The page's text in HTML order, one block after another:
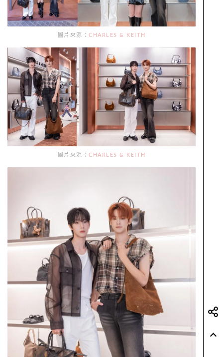
圖片來源： CHARLES & KEITH
圖片來源： CHARLES & KEITH